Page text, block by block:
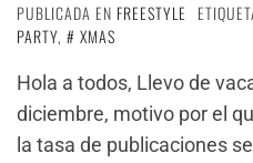
PUBLICADA EN FREESTYLE
PARTY,
XMAS
Hola a todos, Llevo de
diciembre, motivo por el
la tasa de publicaciones